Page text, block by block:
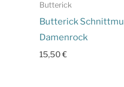
Butterick
Butterick
Damenrock
15,50€